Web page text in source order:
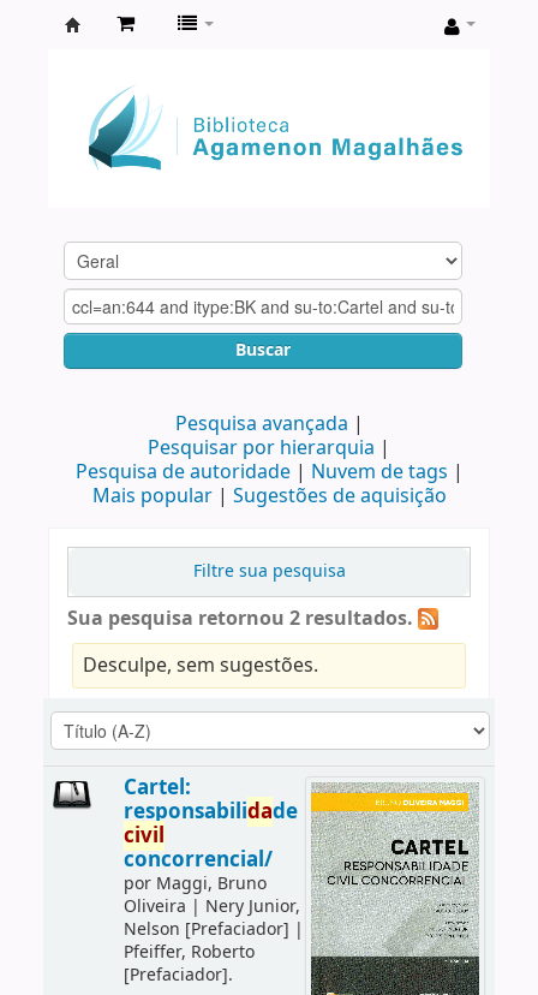
Agamenon
Magalhães
Buscar
Pesquisa avançada
Pesquisar por hierarquia
Pesquisa de autoridade
Nuvem de tags
Mais popular
Sugestões de aquisição
Filtre sua pesquisa
Sua pesquisa retornou 2 resultados.
Desculpe, sem sugestões.
Cartel:
responsabilidade
civil
concorrencial/
por Maggi, Bruno
Oliveira | Nery Junior,
Nelson [Prefaciador] |
Pfeiffer, Roberto
[Prefaciador].